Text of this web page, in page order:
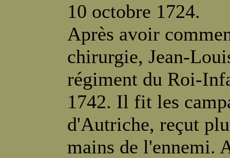
10 octobre 1724.
Après avoir
chirurgie, Jean-
régiment du Roi-
1742. Il fit les
d'Autriche, reçut
mains de l'ennemi.